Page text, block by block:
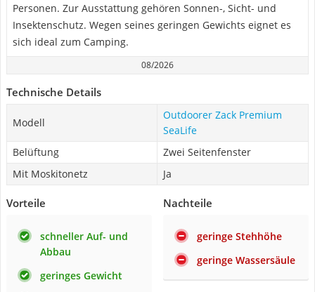
Personen. Zur Ausstattung gehören Sonnen-, Sicht- und
Insektenschutz. Wegen seines geringen Gewichts eignet es
sich ideal zum Camping.
08/2026
Technische Details
Modell
Outdoorer Zack Premium
SeaLife
Belüftung
Zwei Seitenfenster
Mit Moskitonetz
Ja
Vorteile
schneller Auf- und
Abbau
geringes Gewicht
Nachteile
geringe Stehhöhe
geringe Wassersäule